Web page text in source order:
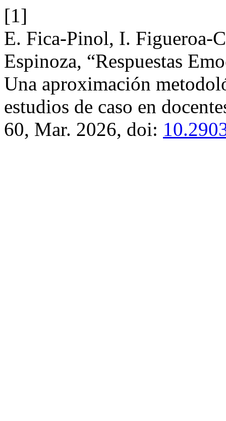
[1]
E. Fica-Pinol, I. Figueroa-
Espinoza, “Respuestas
Una aproximación
estudios de caso en
60, Mar. 2026, doi: